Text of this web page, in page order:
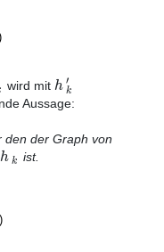
wird mit h′
k
Aussage:
den der Graph von
hk ist.